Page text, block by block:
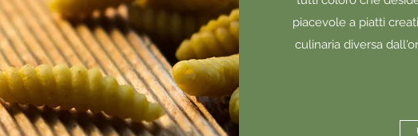
piacevole a piatti
culinaria diversa